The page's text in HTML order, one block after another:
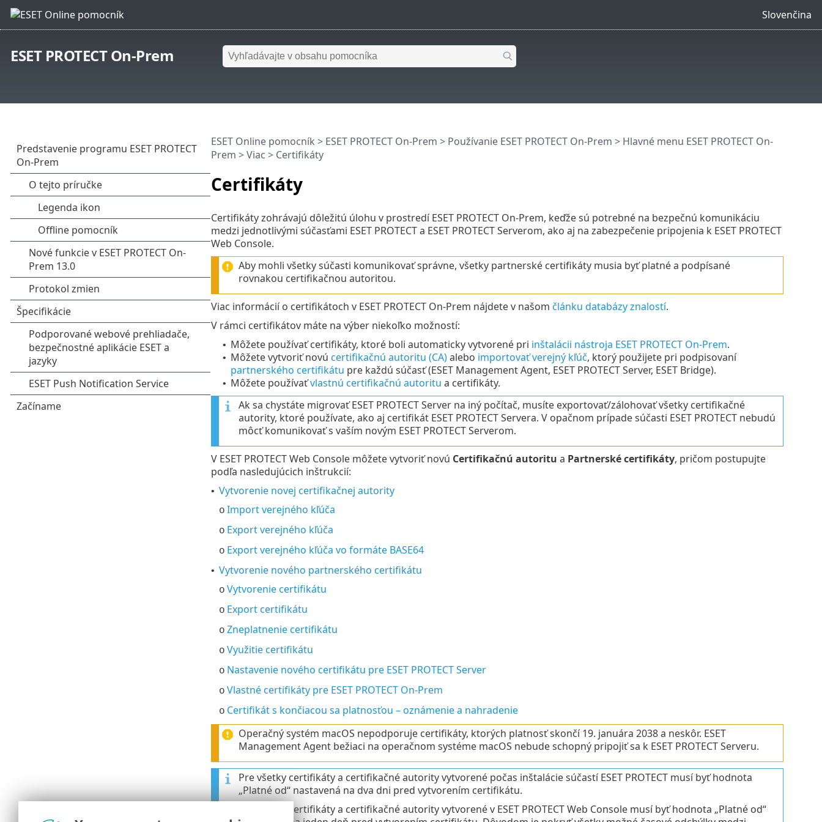
Slovenčina
ESET PROTECT On-Prem
Certifikáty
ESET Online pomocník > ESET PROTECT On-Prem > Používanie ESET PROTECT On-Prem > Hlavné menu ESET PROTECT On-
Prem > Viac > Certifikáty
Certifikáty zohrávajú dôležitú úlohu v prostredí ESET PROTECT On-Prem, keďže sú potrebné na bezpečnú komunikáciu
medzi jednotlivými súčasťami ESET PROTECT a ESET PROTECT Serverom, ako aj na zabezpečenie pripojenia k ESET PROTECT
Web Console.
Aby mohli všetky súčasti komunikovať správne, všetky partnerské certifikáty musia byť platné a podpísané
rovnakou certifikačnou autoritou.
Viac informácií o certifikátoch v ESET PROTECT On-Prem nájdete v našom článku databázy znalostí.
V rámci certifikátov máte na výber niekoľko možností:
• Môžete používať certifikáty, ktoré boli automaticky vytvorené pri inštalácii nástroja ESET PROTECT On-Prem.
• Môžete vytvoriť novú certifikačnú autoritu (CA)alebo importovať verejný kľúč, ktorý použijete pri podpisovaní
partnerského certifikátu pre každú súčasť (ESET Management Agent, ESET PROTECT Server, ESET Bridge).
• Môžete používaťvlastnú certifikačnú autoritu a certifikáty.
Ak sa chystáte migrovať ESET PROTECT Server na iný počítač, musíte exportovať/zálohovať všetky certifikačné
autority, ktoré používate, ako aj certifikát ESET PROTECT Servera. V opačnom prípade súčasti ESET PROTECT nebudú
môcť komunikovať s vaším novým ESET PROTECT Serverom.
V ESET PROTECT Web Console môžete vytvoriť novú Certifikačnú autoritu a Partnerské certifikáty, pričom postupujte
podľa nasledujúcich inštrukcií:
• Vytvorenie novej certifikačnej autority
o Import verejného kľúča
o Export verejného kľúča
o Export verejného kľúča vo formáte BASE64
• Vytvorenie nového partnerského certifikátu
o Vytvorenie certifikátu
o Export certifikátu
o Zneplatnenie certifikátu
o Využitie certifikátu
o Nastavenie nového certifikátu pre ESET PROTECT Server
o Vlastné certifikáty pre ESET PROTECT On-Prem
o Certifikát s končiacou sa platnosťou – oznámenie a nahradenie
Operačný systém macOS nepodporuje certifikáty, ktorých platnosť skončí 19. januára 2038 a neskôr. ESET
Management Agent bežiaci na operačnom systéme macOS nebude schopný pripojiť sa k ESET PROTECT Serveru.
Pre všetky certifikáty a certifikačné autority vytvorené počas inštalácie súčastí ESET PROTECT musí byť hodnota
„Platné od“ nastavená na dva dni pred vytvorením certifikátu.
Pre všetky certifikáty a certifikačné autority vytvorené v ESET PROTECT Web Console musí byť hodnota „Platné od“